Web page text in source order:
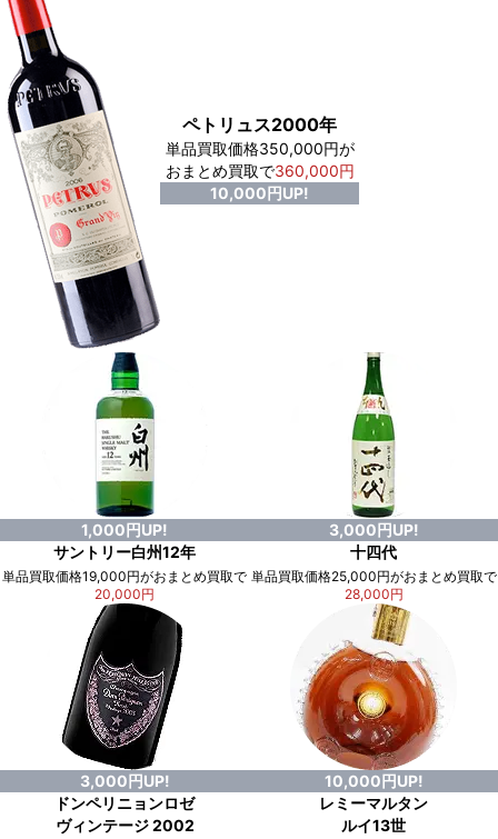
ペトリュス2000年
単品買取価格350,000円が
おまとめ買取で360,000円
10,000円UP!
1,000円UP!
サントリー白州12年
単品買取価格19,000円がおまとめ買取で
20,000円
3,000円UP!
十四代
単品買取価格25,000円がおまとめ買取で
28,000円
3,000円UP!
ドンペリニョンロゼ
ヴィンテージ 2002
10,000円UP!
レミーマルタン
ルイ13世